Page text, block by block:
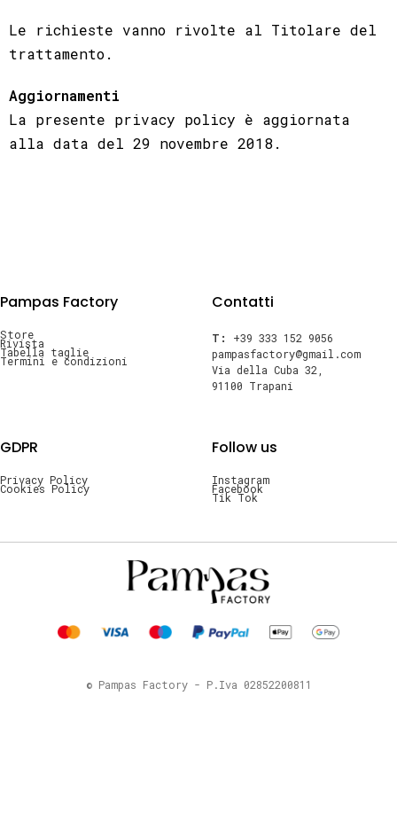
Le richieste vanno rivolte al Titolare del
trattamento.
Aggiornamenti
La presente privacy policy è aggiornata
alla data del 29 novembre 2018.
Pampas Factory
Store
Rivista
Tabella taglie
Termini e condizioni
Contatti
T:
+39 333 152 9056
pampasfactory@gmail.com
Via della Cuba 32,
91100 Trapani
GDPR
Privacy Policy
Cookies Policy
Follow us
Instagram
Facebook
Tik Tok
© Pampas Factory - P.Iva 02852200811